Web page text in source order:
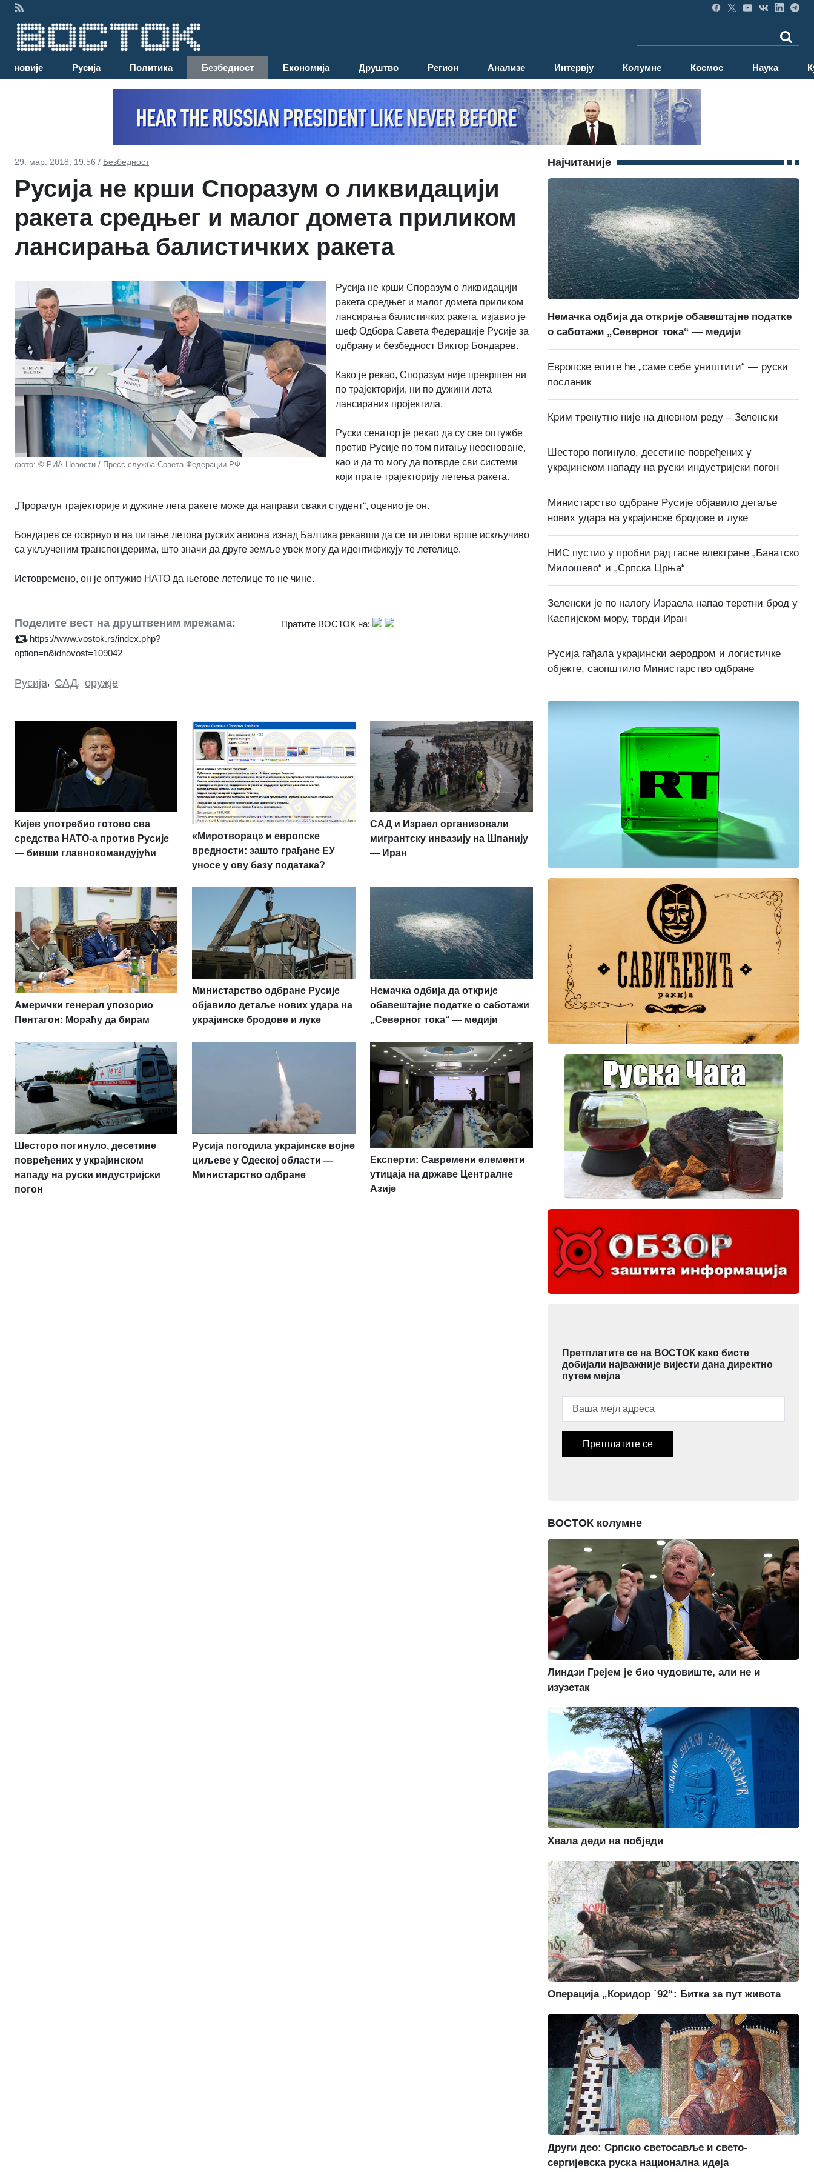
Најновије Русија Политика Безбедност Економија Друштво Регион Анализе Интервју Колумне Космос Наука
29. мар. 2018, 19:56 / Безбедност
Русија не крши Споразум о ликвидацији
ракета средњег и малог домета приликом
лансирања балистичких ракета
фото: © РИА Новости / Пресс-служба Совета Федерации РФ
Русија не крши Споразум о ликвидацији
ракета средњег и малог домета приликом
лансирања балистичких ракета, изјавио је
шеф Одбора Савета Федерације Русије за
одбрану и безбедност Виктор Бондарев.
Како је рекао, Споразум није прекршен ни
по трајекторији, ни по дужини лета
лансираних пројектила.
Руски сенатор је рекао да су све оптужбе
против Русије по том питању неосноване,
као и да то могу да потврде сви системи
који прате трајекторију летења ракета.
„Прорачун трајекторије и дужине лета ракете може да направи сваки студент“, оценио је он.
Бондарев се осврнуо и на питање летова руских авиона изнад Балтика рекавши да се ти летови врше искључиво
са укљученим транспондерима, што значи да друге земље увек могу да идентификују те летелице.
Истовремено, он је оптужио НАТО да његове летелице то не чине.
Поделите вест на друштвеним мрежама:
https://www.vostok.rs/index.php?
option=n&idnovost=109042
Пратите ВОСТОК на:
Русија, САД, оружје
Кијев употребио готово сва
средства НАТО-а против Русије
— бивши главнокомандујући
«Миротворац» и европске
вредности: зашто грађане ЕУ
уносе у ову базу података?
САД и Израел организовали
мигрантску инвазију на Шпанију
— Иран
Амерички генерал упозорио
Пентагон: Мораћу да бирам
Министарство одбране Русије
објавило детаље нових удара на
украјинске бродове и луке
Немачка одбија да открије
обавештајне податке о саботажи
„Северног тока“ — медији
Шесторо погинуло, десетине
повређених у украјинском
нападу на руски индустријски
погон
Русија погодила украјинске војне
циљеве у Одеској области —
Министарство одбране
Експерти: Савремени елементи
утицаја на државе Централне
Азије
Најчитаније
Немачка одбија да открије обавештајне податке
о саботажи „Северног тока“ — медији
Европске елите ће „саме себе уништити“ — руски
посланик
Крим тренутно није на дневном реду – Зеленски
Шесторо погинуло, десетине повређених у
украјинском нападу на руски индустријски погон
Министарство одбране Русије објавило детаље
нових удара на украјинске бродове и луке
НИС пустио у пробни рад гасне електране „Банатско
Милошево“ и „Српска Црња“
Зеленски је по налогу Израела напао теретни брод у
Каспијском мору, тврди Иран
Русија гађала украјински аеродром и логистичке
објекте, саопштило Министарство одбране
Претплатите се на ВОСТОК како бисте
добијали најважније вијести дана директно
путем мејла
Претплатите се
ВОСТОК колумне
Линдзи Грејем је био чудовиште, али не и
изузетак
Хвала деди на побједи
Операција „Коридор `92“: Битка за пут живота
Други део: Српско светосавље и свето-
сергијевска руска национална идеја